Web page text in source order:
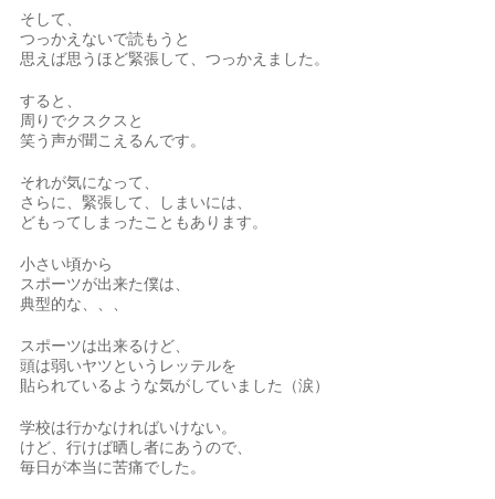
そして、
つっかえないで読もうと
思えば思うほど緊張して、つっかえました。
すると、
周りでクスクスと
笑う声が聞こえるんです。
それが気になって、
さらに、緊張して、しまいには、
どもってしまったこともあります。
小さい頃から
スポーツが出来た僕は、
典型的な、、、
スポーツは出来るけど、
頭は弱いヤツというレッテルを
貼られているような気がしていました（涙）
学校は行かなければいけない。
けど、行けば晒し者にあうので、
毎日が本当に苦痛でした。